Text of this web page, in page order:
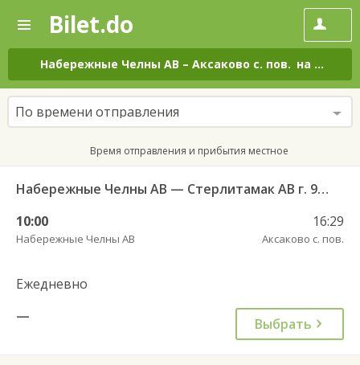
—
Поиск
и
покупка
билетов
на
автобус
онлайн
Bilet.do
Набережные Челны АВ – Аксаково с. пов. на все дни
По времени отправления
Время отправления и прибытия местное
Набережные Челны АВ — Стерлитамак АВ г. 955
10:00
Набережные Челны АВ
16:29
Аксаково с. пов.
Ежедневно
—
Выбрать